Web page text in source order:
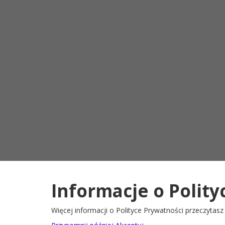
2022@ Oficjalny serwis internetowy Gminy Ryglice Deklaracja
Informacje o
Więcej informacji o Polityce Prywatności przeczytasz